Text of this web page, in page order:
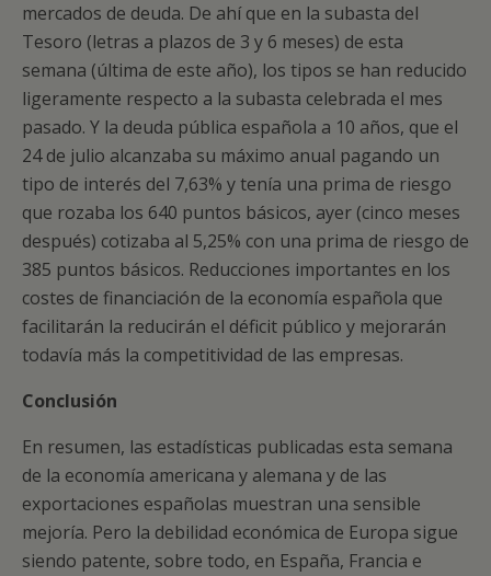
mercados de deuda. De ahí que en la subasta del
Tesoro (letras a plazos de 3 y 6 meses) de esta
semana (última de este año), los tipos se han reducido
ligeramente respecto a la subasta celebrada el mes
pasado. Y la deuda pública española a 10 años, que el
24 de julio alcanzaba su máximo anual pagando un
tipo de interés del 7,63% y tenía una prima de riesgo
que rozaba los 640 puntos básicos, ayer (cinco meses
después) cotizaba al 5,25% con una prima de riesgo de
385 puntos básicos. Reducciones importantes en los
costes de financiación de la economía española que
facilitarán la reducirán el déficit público y mejorarán
todavía más la competitividad de las empresas.
Conclusión
En resumen, las estadísticas publicadas esta semana
de la economía americana y alemana y de las
exportaciones españolas muestran una sensible
mejoría. Pero la debilidad económica de Europa sigue
siendo patente, sobre todo, en España, Francia e